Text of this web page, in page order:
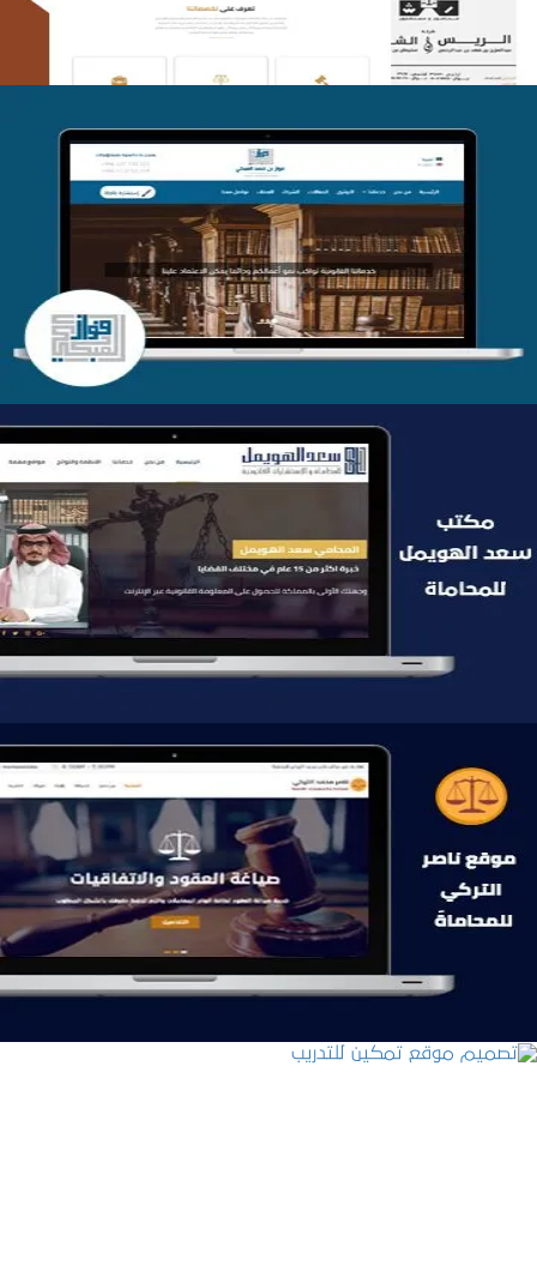
موقع فواز المبكي للمحاماة
التفاصيل
موقع سعد الهويمل للمحاماة
التفاصيل
موقع ناصر التركي للمحاماة
التفاصيل